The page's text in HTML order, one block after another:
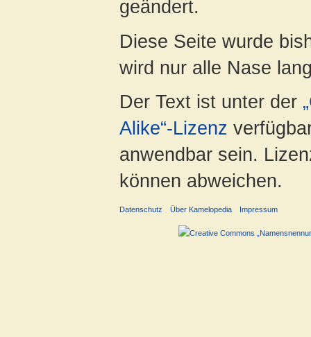
geändert.
Diese Seite wurde
wird nur alle Nase
Der Text ist unter der
Alike“-Lizenz
anwendbar sein.
können abweichen.
Datenschutz Über Kamelopedia Impressum